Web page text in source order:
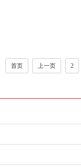
首页 上一页 2